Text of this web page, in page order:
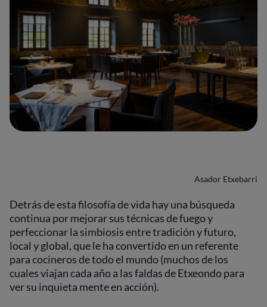
Asador Etxebarri
Detrás de esta filosofía de vida hay una búsqueda
continua por mejorar sus técnicas de fuego y
perfeccionar la simbiosis entre tradición y futuro,
local y global, que le ha convertido en un referente
para cocineros de todo el mundo (muchos de los
cuales viajan cada año a las faldas de Etxeondo para
ver su inquieta mente en acción).